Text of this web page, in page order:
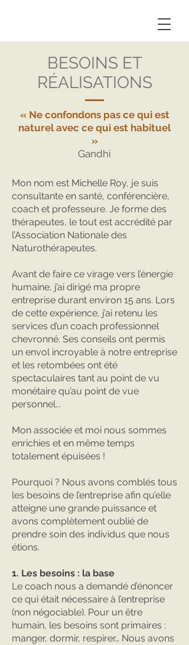
BESOINS ET
RÉALISATIONS
« Ne confondons pas ce qui est
naturel avec ce qui est habituel
»
Gandhi
Mon nom est Michelle Roy, je suis
consultante en santé, conférencière,
coach et professeure. Je forme des
thérapeutes, le tout est accrédité par
l’Association Nationale des
Naturothérapeutes.
Avant de faire ce virage vers l’énergie
humaine, j’ai dirigé ma propre
entreprise durant environ 15 ans. Lors
de cette expérience, j’ai retenu les
services d’un coach professionnel
chevronné. Ses conseils ont permis
un envol incroyable à notre entreprise
et les retombées ont été
spectaculaires tant au point de vu
monétaire qu’au point de vue
personnel...
Mon associée et moi nous sommes
enrichies et en même temps
totalement épuisées !
Pourquoi ? Nous avons comblés tous
les besoins de l’entreprise afin qu’elle
atteigne une grande puissance et
avons complètement oublié de
prendre soin des individus que nous
étions.
1. Les besoins : la base
Le coach nous a demandé d’énoncer
ce qui était nécessaire à l’entreprise
(non négociable). Pour un être
humain, les besoins sont primaires :
manger, dormir, respirer… Nous avons